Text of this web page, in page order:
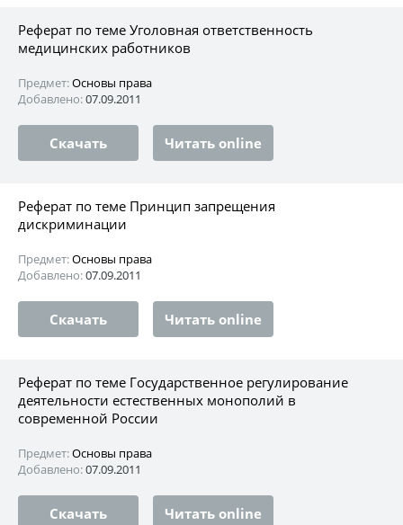
Реферат по теме Уголовная ответственность
медицинских работников
Предмет:Основы права
Добавлено:07.09.2011
Скачать Читать online
Реферат по теме Принцип запрещения
дискриминации
Предмет:Основы права
Добавлено:07.09.2011
Скачать Читать online
Реферат по теме Государственное регулирование
деятельности естественных монополий в
современной России
Предмет:Основы права
Добавлено:07.09.2011
Скачать Читать online